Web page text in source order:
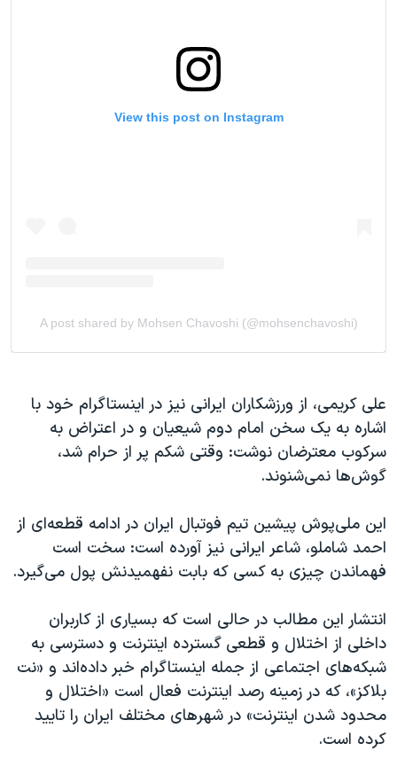
علی کریمی، از ورزشکاران ایرانی نیز در اینستاگرام خود با
اشاره به یک سخن امام دوم شیعیان و در اعتراض به
سرکوب معترضان نوشت: وقتی شکم پر از حرام شد،
گوش‌ها نمی‌شنوند.
این ملی‌پوش پیشین تیم فوتبال ایران در ادامه قطعه‌ای از
احمد شاملو، شاعر ایرانی نیز آورده است: سخت است
فهماندن چیزی به کسی که بابت نفهمیدنش پول می‌گیرد.
انتشار این مطالب در حالی است که بسیاری از کاربران
داخلی از اختلال و قطعی گسترده اینترنت و دسترسی به
شبکه‌های اجتماعی از جمله اینستاگرام خبر داده‌اند و «نت
بلاکز»، که در زمینه رصد اینترنت فعال است «اختلال و
محدود شدن ‎اینترنت» در شهرهای مختلف ایران را تایید
کرده است.